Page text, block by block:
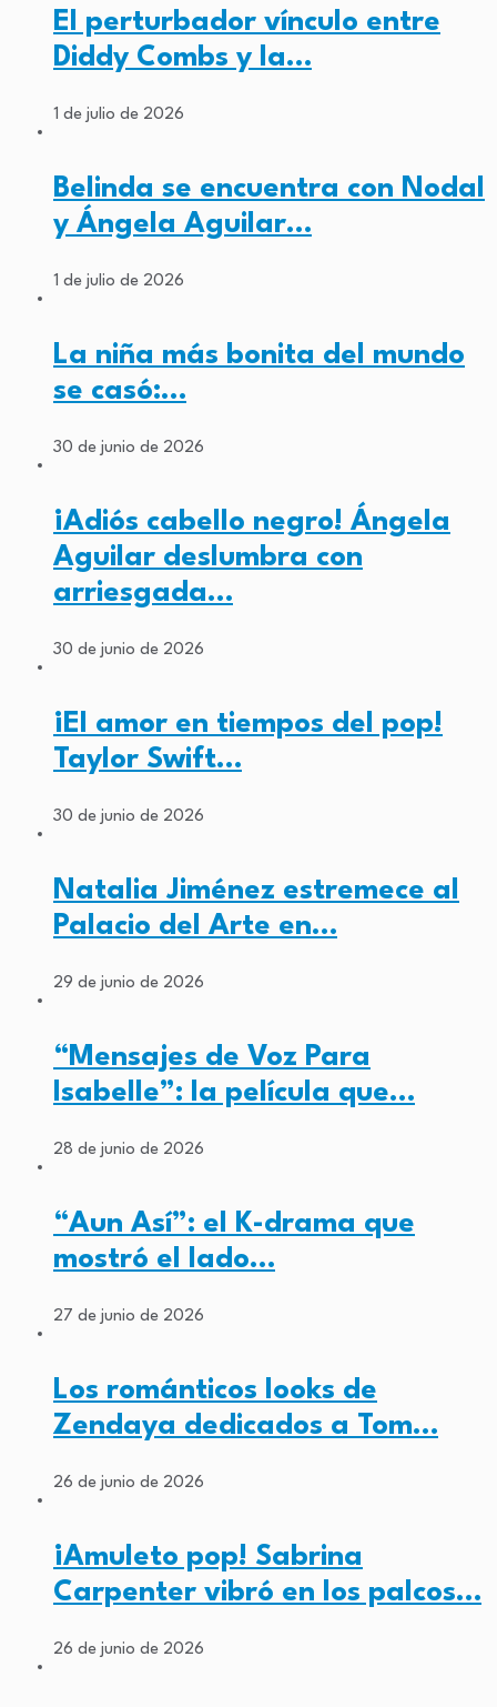
El perturbador vínculo entre
Diddy Combs y la…
1 de julio de 2026
Belinda se encuentra con Nodal
y Ángela Aguilar…
1 de julio de 2026
La niña más bonita del mundo
se casó:…
30 de junio de 2026
¡Adiós cabello negro! Ángela
Aguilar deslumbra con
arriesgada…
30 de junio de 2026
¡El amor en tiempos del pop!
Taylor Swift…
30 de junio de 2026
Natalia Jiménez estremece al
Palacio del Arte en…
29 de junio de 2026
“Mensajes de Voz Para
Isabelle”: la película que…
28 de junio de 2026
“Aun Así”: el K-drama que
mostró el lado…
27 de junio de 2026
Los románticos looks de
Zendaya dedicados a Tom…
26 de junio de 2026
¡Amuleto pop! Sabrina
Carpenter vibró en los palcos…
26 de junio de 2026